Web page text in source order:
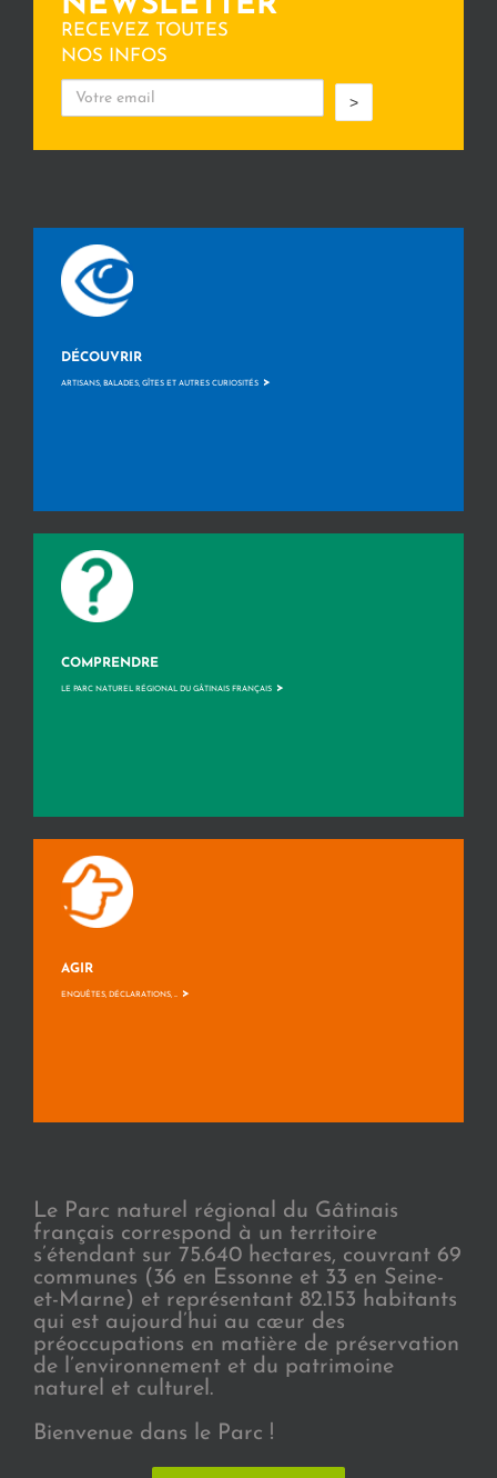
RECEVEZ TOUTES
NOS INFOS
>
DÉCOUVRIR
ARTISANS, BALADES, GÎTES ET AUTRES CURIOSITÉS >
COMPRENDRE
LE PARC NATUREL RÉGIONAL DU GÂTINAIS FRANÇAIS >
AGIR
ENQUÊTES, DÉCLARATIONS, ... >
Le Parc naturel régional du Gâtinais
français correspond à un territoire
s’étendant sur 75.640 hectares, couvrant 69
communes (36 en Essonne et 33 en Seine-
et-Marne) et représentant 82.153 habitants
qui est aujourd’hui au cœur des
préoccupations en matière de préservation
de l’environnement et du patrimoine
naturel et culturel.
Bienvenue dans le Parc !